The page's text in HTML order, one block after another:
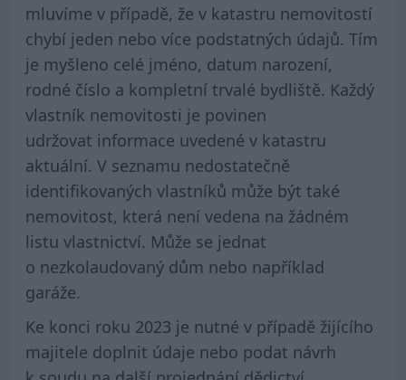
mluvíme v případě, že v katastru nemovitostí
chybí jeden nebo více podstatných údajů. Tím
je myšleno celé jméno, datum narození,
rodné číslo a kompletní trvalé bydliště. Každý
vlastník nemovitosti je povinen
udržovat informace uvedené v katastru
aktuální. V seznamu nedostatečně
identifikovaných vlastníků může být také
nemovitost, která není vedena na žádném
listu vlastnictví. Může se jednat
o nezkolaudovaný dům nebo například
garáže.
Ke konci roku 2023 je nutné v případě žijícího
majitele doplnit údaje nebo podat návrh